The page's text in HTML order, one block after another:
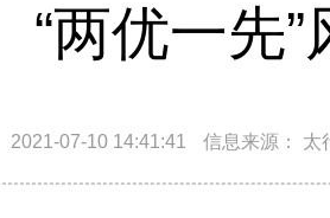
“两优一先
2021-07-10 14:41:41 信息来源： 太